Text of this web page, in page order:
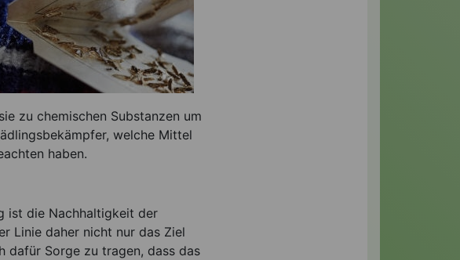
zu chemischen Substanzen um
welche Mittel
haben.
ist die Nachhaltigkeit der
Linie daher nicht nur das Ziel
dafür Sorge zu tragen, dass das